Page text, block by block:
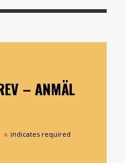
– ANMÄL
* indicates required